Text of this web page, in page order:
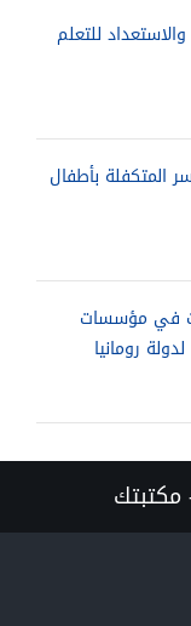
للتعلم
المتكفلة بأطفال
في مؤسسات
رومانيا
مكتبتك